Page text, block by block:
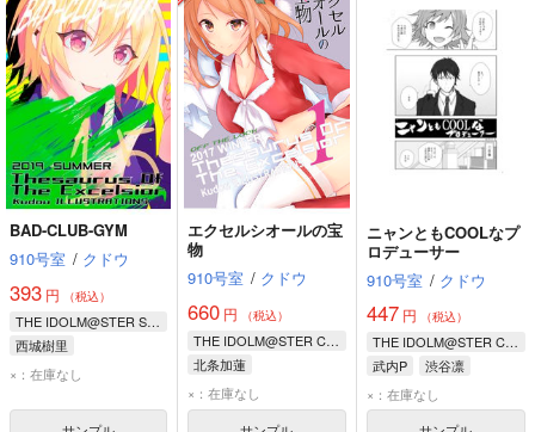
BAD-CLUB-GYM
910号室 / クドウ
393 円 （税込）
THE IDOLM@STER SHINY COLORS
西城樹里
×：在庫なし
エクセルシオールの宝
物
910号室 / クドウ
660 円 （税込）
THE IDOLM@STER CINDERELLA GIRLS
北条加蓮
×：在庫なし
ニャンともCOOLなプ
ロデューサー
910号室 / クドウ
447円 （税込）
THE IDOLM@STER CINDERELLA GIRLS
武内P
渋谷凛
新田美波
×：在庫なし